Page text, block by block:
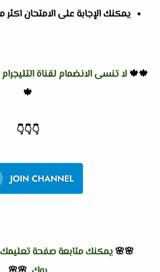
يمكنك الإجابة على الامتحان اكثر
🍁🍁 لا تنسى الانضمام لقناة
🍁
👇
👇
👇
🌸🌸 يمكنك متابعة صفحة